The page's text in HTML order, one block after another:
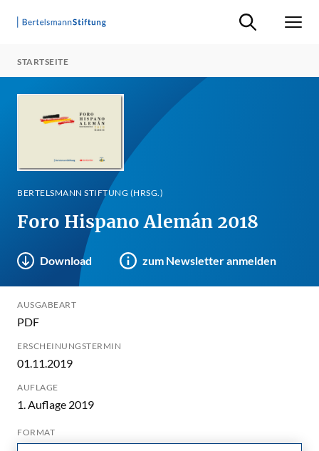
Suche ein-/
STARTSEITE
BERTELSMANN STIFTUNG (HRSG.)
Foro Hispano Alemán 2018
Download zum Newsletter anmelden
AUSGABEART
PDF
ERSCHEINUNGSTERMIN
01.11.2019
AUFLAGE
1. Auflage 2019
FORMAT